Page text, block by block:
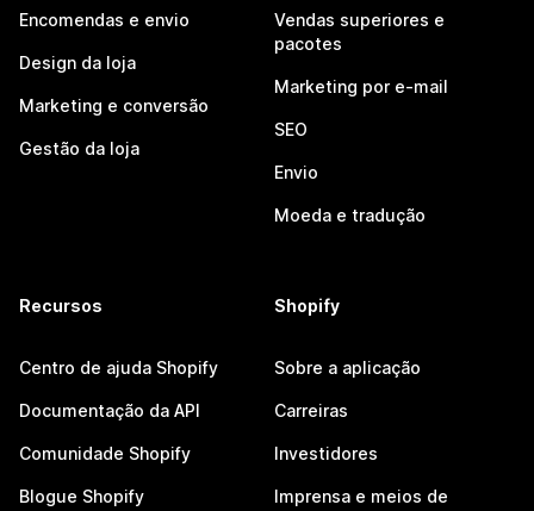
Encomendas e envio
Design da loja
Marketing e conversão
Gestão da loja
Vendas superiores e
pacotes
Marketing por e-mail
SEO
Envio
Moeda e tradução
Recursos
Centro de ajuda Shopify
Documentação da API
Comunidade Shopify
Blogue Shopify
Shopify
Sobre a aplicação
Carreiras
Investidores
Imprensa e meios de